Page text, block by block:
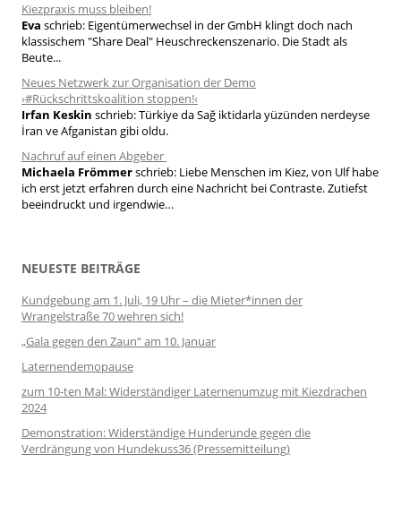
Kiezpraxis muss bleiben!
Eva schrieb: Eigentümerwechsel in der GmbH klingt doch nach
klassischem "Share Deal" Heuschreckenszenario. Die Stadt als
Beute...
Neues Netzwerk zur Organisation der Demo
›#Rückschrittskoalition stoppen!‹
Irfan Keskin schrieb:Türkiye da Sağ iktidarla yüzünden nerdeyse
İran ve Afganistan gibi oldu.
Nachruf auf einen Abgeber
Michaela Frömmerschrieb: Liebe Menschen im Kiez, von Ulf habe
ich erst jetzt erfahren durch eine Nachricht bei Contraste. Zutiefst
beeindruckt und irgendwie…
NEUESTE BEITRÄGE
Kundgebung am 1. Juli, 19 Uhr – die Mieter*innen der
Wrangelstraße 70 wehren sich!
„Gala gegen den Zaun“ am 10. Januar
Laternendemopause
zum 10-ten Mal: Widerständiger Laternenumzug mit Kiezdrachen
2024
Demonstration: Widerständige Hunderunde gegen die
Verdrängung von Hundekuss36 (Pressemitteilung)